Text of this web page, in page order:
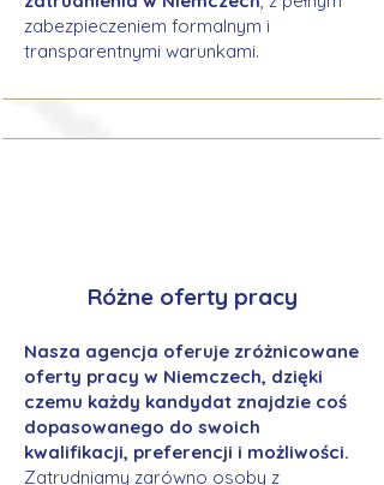
zabezpieczeniem formalnym i
transparentnymi warunkami.
Różne oferty pracy
Nasza agencja oferuje zróżnicowane
oferty pracy w Niemczech, dzięki
czemu każdy kandydat znajdzie coś
dopasowanego do swoich
kwalifikacji, preferencji i możliwości.
Zatrudniamy zarówno osoby z